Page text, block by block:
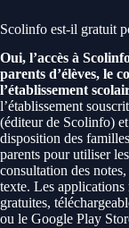
Scolinfo est-il gratuit
Oui, l’accès à
parents d’élèves, le
l’établissement
l’établissement
(éditeur de Scolinfo)
disposition des
parents pour utiliser
consultation des
texte. Les
gratuites,
ou le Google Play